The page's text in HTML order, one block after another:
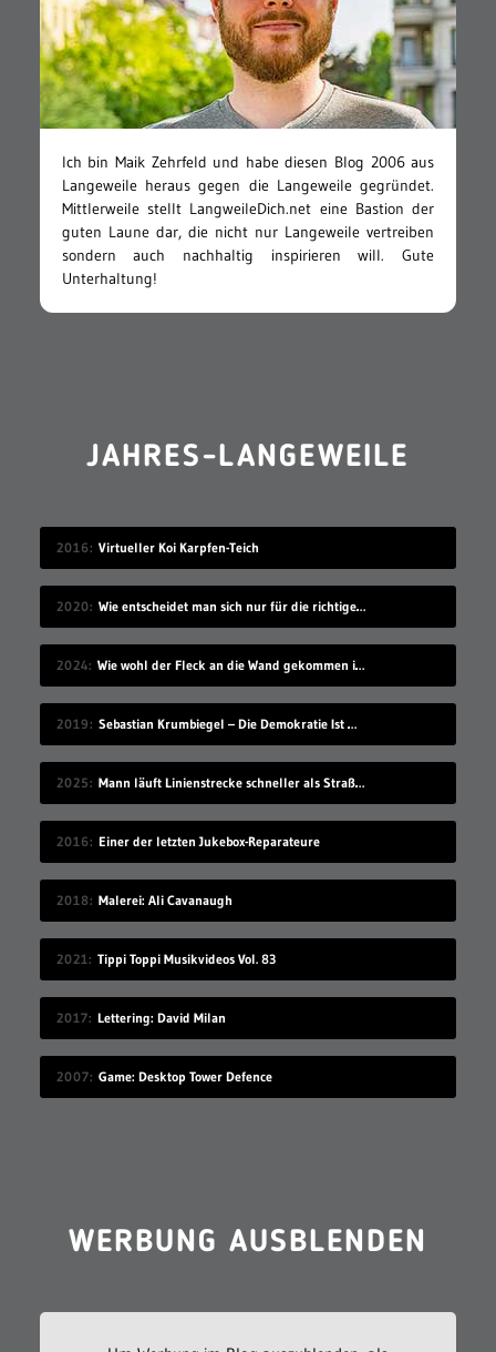
Ich bin Maik Zehrfeld und habe diesen Blog 2006 aus
Langeweile heraus gegen die Langeweile gegründet.
Mittlerweile stellt LangweileDich.net eine Bastion der
guten Laune dar, die nicht nur Langeweile vertreiben
sondern auch nachhaltig inspirieren will. Gute
Unterhaltung!
JAHRES-LANGEWEILE
2016 Virtueller Koi Karpfen-Teich
2020 Wie entscheidet man sich nur für die richtige Idee?
2024 Wie wohl der Fleck an die Wand gekommen ist?
2019 Sebastian Krumbiegel – Die Demokratie Ist Weiblich
2025 Mann läuft Linienstrecke schneller als Straßenbahn
2016 Einer der letzten Jukebox-Reparateure
2018 Malerei: Ali Cavanaugh
2021 Tippi Toppi Musikvideos Vol. 83
2017 Lettering: David Milan
2007 Game: Desktop Tower Defence
WERBUNG AUSBLENDEN